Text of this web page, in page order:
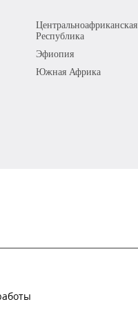
Центральноафриканская
Республика
Эфиопия
Южная Африка